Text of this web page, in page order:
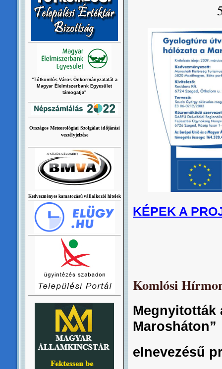
KÉPEK A
Komlósi
Megnyitották
Marosháton”
elnevezésű
"Tótkomlós Város Önkormányzatatát a
Magyar Élelmiszerbank Egyesület
támogatja"
Országos Meteorológiai Szolgálat időjárási
veszélyjelzése
Kedvezményes kamatozású vállalkozói hitelek